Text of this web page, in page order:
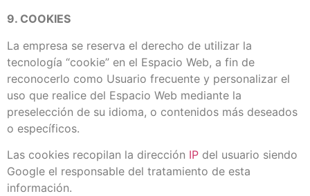
9. COOKIES
La empresa se reserva el derecho de utilizar la
tecnología “cookie” en el Espacio Web, a fin de
reconocerlo como Usuario frecuente y personalizar el
uso que realice del Espacio Web mediante la
preselección de su idioma, o contenidos más deseados
o específicos.
Las cookies recopilan la dirección IP del usuario siendo
Google el responsable del tratamiento de esta
información.